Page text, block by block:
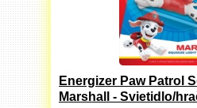
Energizer Paw Patrol
Marshall - Svietidlo/